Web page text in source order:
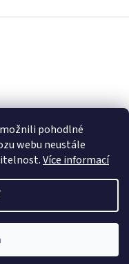
pohodlné
webu neustále
Více informací